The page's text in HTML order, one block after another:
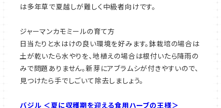
は多年草で夏越しが難しく中級者向けです。
ジャーマンカモミールの育て方
日当たりと水はけの良い環境を好みます。鉢栽培の場合は
土が乾いたら水やりを、地植えの場合は根付いたら降雨の
みで問題ありません。新芽にアブラムシが付きやすいので、
見つけたら手でしごいて除去しましょう。
バジル ＜夏に収穫期を迎える食用ハーブの王様＞